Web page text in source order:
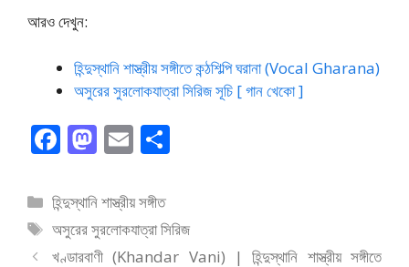
আরও দেখুন:
হিন্দুস্থানি শাস্ত্রীয় সঙ্গীতে কন্ঠশিল্পি ঘরানা (Vocal Gharana)
অসুরের সুরলোকযাত্রা সিরিজ সূচি [ গান খেকো ]
F
e
b
o
M
to
d
o
E
ai
l e
বিভাগ
সমূহ
হিন্দুস্থানি শাস্ত্রীয় সঙ্গীত
ট্যাগ
সমূহ
অসুরের সুরলোকযাত্রা সিরিজ
খণ্ডারবাণী (Khandar Vani) | হিন্দুস্থানি শাস্ত্রীয় সঙ্গীতে